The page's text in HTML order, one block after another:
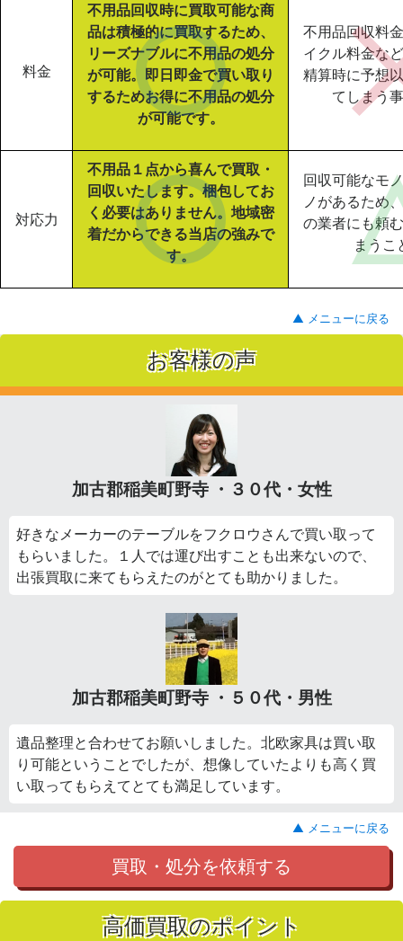
料金
不用品回収時に買取可能な商
品は積極的に買取するため、
リーズナブルに不用品の処分
が可能。即日即金で買い取り
するためお得に不用品の処分
が可能です。
不用品回収料
イクル料金な
精算時に予想
てしまう
対応力
不用品１点から喜んで買取・
回収いたします。梱包してお
く必要はありません。地域密
着だからできる当店の強みで
す。
回収可能なモ
ノがあるため
の業者にも頼
まうこ
▲ メニューに戻る
お客様の声
加古郡稲美町野寺 ・３０代・女性
好きなメーカーのテーブルをフクロウさんで買い取って
もらいました。１人では運び出すことも出来ないので、
出張買取に来てもらえたのがとても助かりました。
加古郡稲美町野寺 ・５０代・男性
遺品整理と合わせてお願いしました。北欧家具は買い取
り可能ということでしたが、想像していたよりも高く買
い取ってもらえてとても満足しています。
▲ メニューに戻る
買取・処分を依頼する
高価買取のポイント